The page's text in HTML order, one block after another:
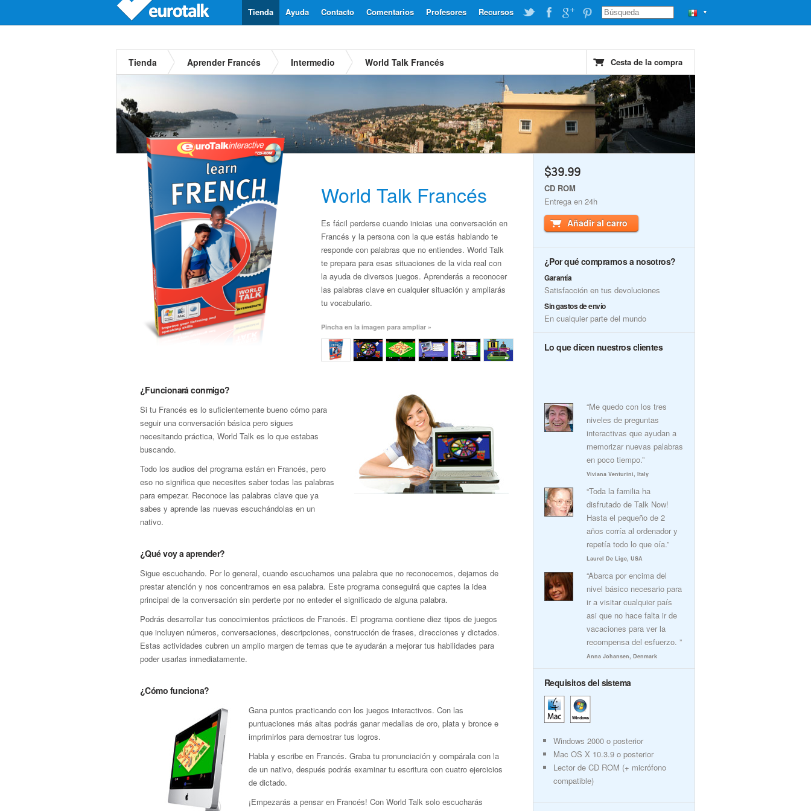
▼
Recursos
Profesores
Comentarios
Contacto
Ayuda
Tienda
Tienda Aprender Francés Intermedio World Talk Francés Cesta de la compra
World Talk Francés
Es fácil perderse cuando inicias una conversación en
Francés y la persona con la que estás hablando te
responde con palabras que no entiendes. World Talk
te prepara para esas situaciones de la vida real con
la ayuda de diversos juegos. Aprenderás a reconocer
las palabras clave en cualquier situación y ampliarás
tu vocabulario.
Pincha en la imagen para ampliar »
¿Funcionará conmigo?
Si tu Francés es lo suficientemente bueno cómo para
seguir una conversación básica pero sigues
necesitando práctica, World Talk es lo que estabas
buscando.
Todo los audios del programa están en Francés, pero
eso no significa que necesites saber todas las palabras
para empezar. Reconoce las palabras clave que ya
sabes y aprende las nuevas escuchándolas en un
nativo.
¿Qué voy a aprender?
Sigue escuchando. Por lo general, cuando escuchamos una palabra que no reconocemos, dejamos de
prestar atención y nos concentramos en esa palabra. Este programa conseguirá que captes la idea
principal de la conversación sin perderte por no enteder el significado de alguna palabra.
Podrás desarrollar tus conocimientos prácticos de Francés. El programa contiene diez tipos de juegos
que incluyen números, conversaciones, descripciones, construcción de frases, direcciones y dictados.
Estas actividades cubren un amplio margen de temas que te ayudarán a mejorar tus habilidades para
poder usarlas inmediatamente.
¿Cómo funciona?
Gana puntos practicando con los juegos interactivos. Con las
puntuaciones más altas podrás ganar medallas de oro, plata y bronce e
imprimirlos para demostrar tus logros.
Habla y escribe en Francés. Graba tu pronunciación y compárala con la
de un nativo, después podrás examinar tu escritura con cuatro ejercicios
de dictado.
¡Empezarás a pensar en Francés! Con World Talk solo escucharás
$39.99
CD ROM
Entrega en 24h
Añadir al carro
¿Por qué comprarnos a nosotros?
Garantía
Satisfacción en tus devoluciones
Sin gastos de envío
En cualquier parte del mundo
Lo que dicen nuestros clientes
“Me quedo con los tres
niveles de preguntas
interactivas que ayudan a
memorizar nuevas palabras
en poco tiempo.”
Viviana Venturini, Italy
“Toda la familia ha
disfrutado de Talk Now!
Hasta el pequeño de 2
años corría al ordenador y
repetía todo lo que oía.”
Laurel De Lige, USA
“Abarca por encima del
nivel básico necesario para
ir a visitar cualquier país
asi que no hace falta ir de
vacaciones para ver la
recompensa del esfuerzo. ”
Anna Johansen, Denmark
Requisitos del sistema
Windows 2000 o posterior
Mac OS X 10.3.9 o posterior
Lector de CD ROM (+ micrófono
compatible)